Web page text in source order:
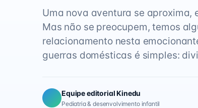
Uma nova aventura se aproxima,
Mas não se preocupem, temos
relacionamento nesta
guerras domésticas é simples:
Equipe editorial Kinedu
Pediatria & desenvolvimento infantil